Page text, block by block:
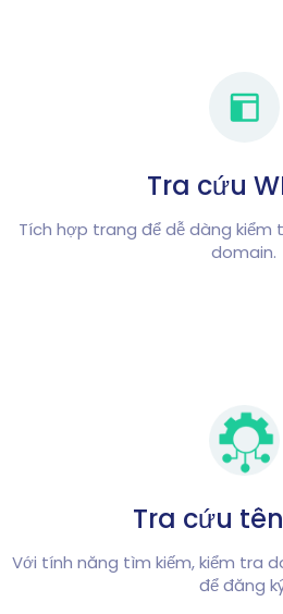
Tra cứu
Tích hợp trang để dễ dàng kiểm
domain.
Tra cứu
Với tính năng tìm kiếm, kiểm tra
để đăng